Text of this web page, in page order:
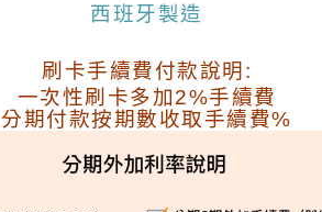
西班牙製造
刷卡手續費付款說明:
一次性刷卡多加2%手續費
分期付款按期數收取手續費%